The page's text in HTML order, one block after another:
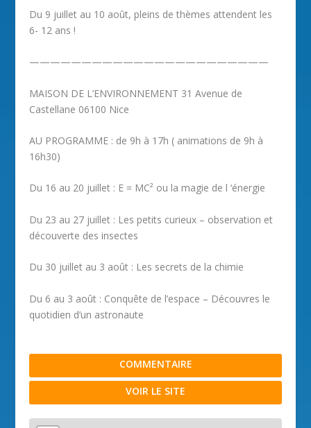
Du 9 juillet au 10 août, pleins de thèmes attendent les
6- 12 ans !
———————————————————————
MAISON DE L’ENVIRONNEMENT 31 Avenue de
Castellane 06100 Nice
AU PROGRAMME : de 9h à 17h ( animations de 9h à
16h30)
Du 16 au 20 juillet : E = MC² ou la magie de l ‘énergie
Du 23 au 27 juillet : Les petits curieux – observation et
découverte des insectes
Du 30 juillet au 3 août : Les secrets de la chimie
Du 6 au 3 août : Conquête de l’espace – Découvres le
quotidien d’un astronaute
COMMENTAIRE
VOIR LE SITE